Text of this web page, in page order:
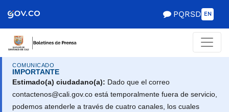
PQRSD EN
COMUNICADO
IMPORTANTE
Estimado(a) ciudadano(a): Dado que el correo
contactenos@cali.gov.co está temporalmente fuera de servicio,
podemos atenderle a través de cuatro canales, los cuales